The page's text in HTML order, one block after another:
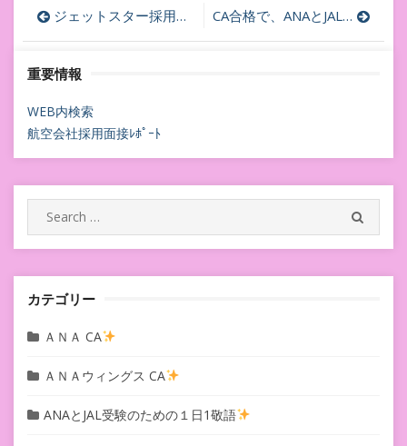
投
稿
ナ
ビ
ゲ
ー
シ
ョ
ン
ジェットスター採用面接始まる☆３０代以上☆若返りメイク”ひそませピンクで、若返りメイク♡” CA合格で、ANAとJALとエミレーツ航空など中東航空会社☆あと２年早く来てくれていたら、、、☆
重要情報
WEB内検索
航空会社採用面接ﾚﾎﾟｰﾄ
カテゴリー
ＡＮＡ CA
ＡＮＡウィングス CA
ANAとJAL受験のための１日1敬語